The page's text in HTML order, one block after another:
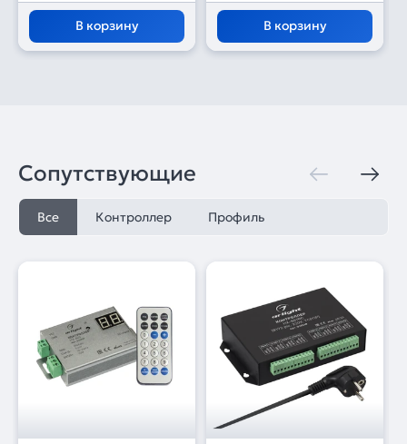
В корзину В корзину
Сопутствующие
Все Контроллер Профиль